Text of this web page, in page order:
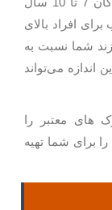
افراد بالای
شما نسبت به
اندازه می‌تواند
های معتبر را
را برای شما تهیه